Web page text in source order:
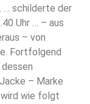
… schilderte der
Uhr … – aus
– von
Fortfolgend
– Marke
wird wie folgt